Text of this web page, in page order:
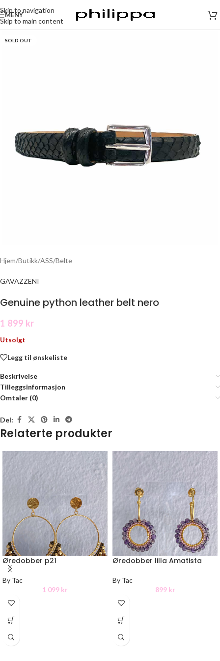
Skip to navigation
Skip to main content
MENY
SOLD OUT
Hjem/Butikk/ASS/Belte
GAVAZZENI
Genuine python leather belt nero
1 899 kr
Utsolgt
Legg til ønskeliste
Beskrivelse
Tilleggsinformasjon
Omtaler (0)
Del:
Relaterte produkter
Øredobber p21
By Tac
1 099 kr
Øredobber lilla Amatista
By Tac
899 kr